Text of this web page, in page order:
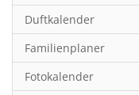
Fantasy
Film
Fotokunst
Duftkalender
Familienplaner
Fotokalender